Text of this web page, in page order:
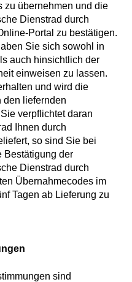
zu übernehmen und die
Dienstrad durch
Portal zu bestätigen.
Sie sich sowohl in
auch hinsichtlich der
einweisen zu lassen.
und wird die
den liefernden
verpflichtet daran
Ihnen durch
so sind Sie bei
Bestätigung der
Dienstrad durch
Übernahmecodes im
Tagen ab Lieferung zu
sind